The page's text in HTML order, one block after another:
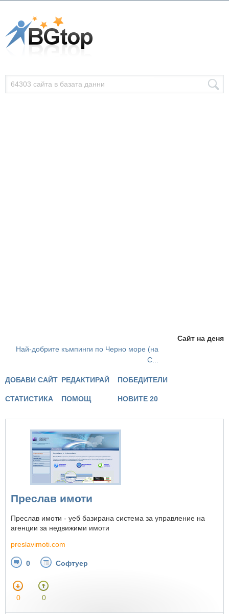
Сайт на деня
Най-добрите къмпинги по Черно море (на
С...
ДОБАВИ САЙТ РЕДАКТИРАЙ ПОБЕДИТЕЛИ
СТАТИСТИКА ПОМОЩ НОВИТЕ 20
Преслав имоти
Преслав имоти - уеб базирана система за управление на
агенции за недвижими имоти
preslavimoti.com
0 Софтуер
0 0